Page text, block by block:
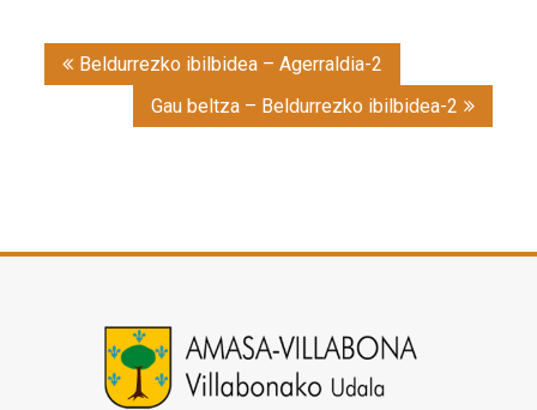
Post
navigation
Beldurrezko ibilbidea – Agerraldia-2
Gau beltza – Beldurrezko ibilbidea-2